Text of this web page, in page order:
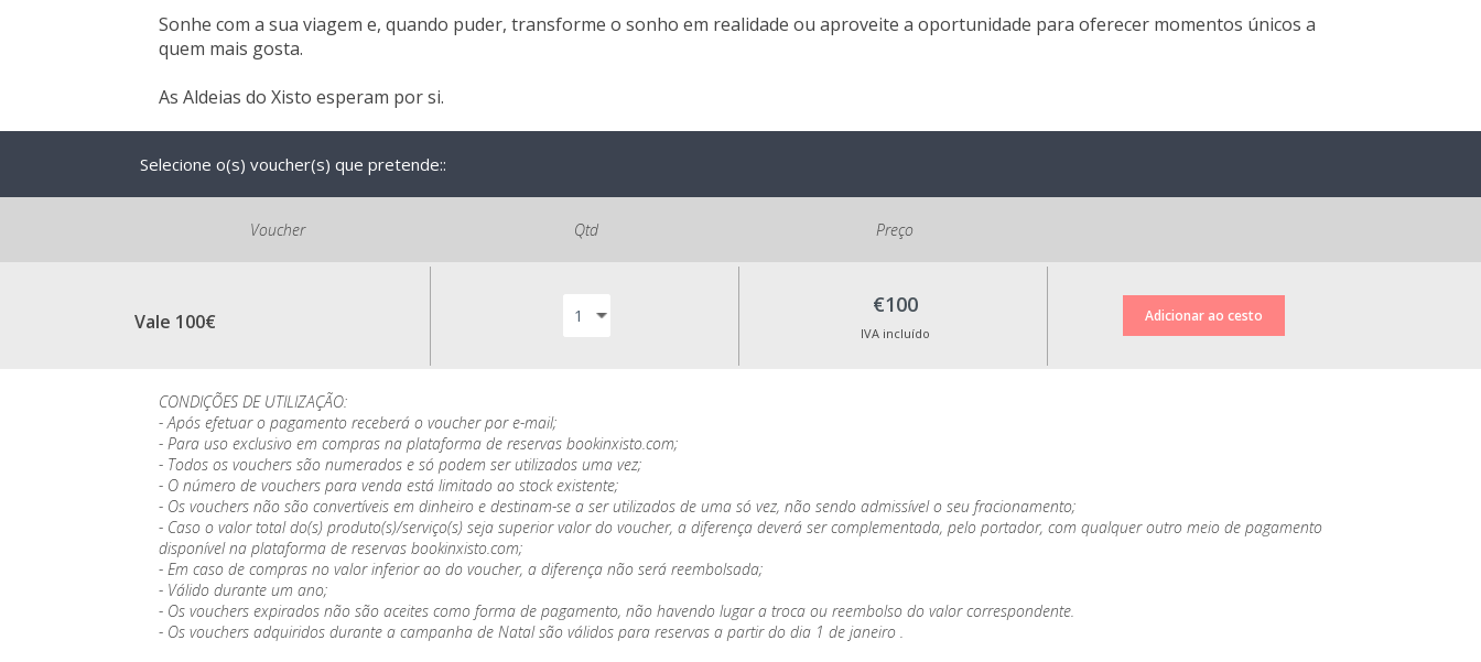
Sonhe com a sua viagem e, quando puder, transforme o sonho em realidade ou aproveite a oportunidade para oferecer momentos únicos a
quem mais gosta.
As Aldeias do Xisto esperam por si.
Selecione o(s) voucher(s) que pretende::
Voucher Qtd Preço
Vale 100€
€100
IVA incluído
CONDIÇÕES DE UTILIZAÇÃO:
- Após efetuar o pagamento receberá o voucher por e-mail;
- Para uso exclusivo em compras na plataforma de reservas bookinxisto.com;
- Todos os vouchers são numerados e só podem ser utilizados uma vez;
- O número de vouchers para venda está limitado ao stock existente;
- Os vouchers não são convertíveis em dinheiro e destinam-se a ser utilizados de uma só vez, não sendo admissível o seu fracionamento;
- Caso o valor total do(s) produto(s)/serviço(s) seja superior valor do voucher, a diferença deverá ser complementada, pelo portador, com qualquer outro meio de pagamento
disponível na plataforma de reservas bookinxisto.com;
- Em caso de compras no valor inferior ao do voucher, a diferença não será reembolsada;
- Válido durante um ano;
- Os vouchers expirados não são aceites como forma de pagamento, não havendo lugar a troca ou reembolso do valor correspondente.
- Os vouchers adquiridos durante a campanha de Natal são válidos para reservas a partir do dia 1 de janeiro .